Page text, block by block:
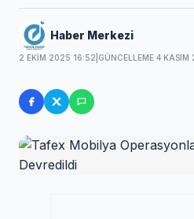
Haber Merkezi
2 EKIM 2025 16:52 GÜNCELLEME 4